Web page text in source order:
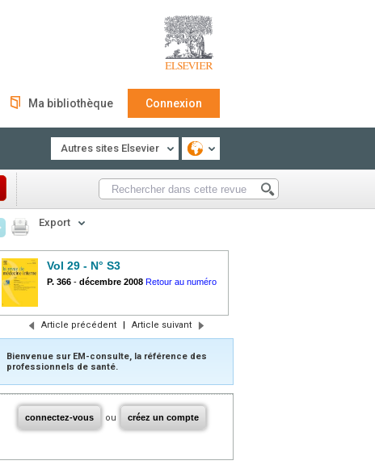
Ma bibliothèque Connexion
Autres sites Elsevier
Export
Vol 29 - N° S3
P. 366 - décembre 2008 Retour au numéro
Article précédent | Article suivant
Bienvenue sur EM-consulte, la référence des
professionnels de santé.
connectez-vous ou créez un compte